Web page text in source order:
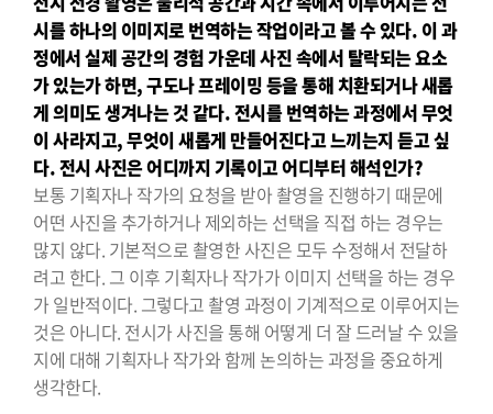
시를 하나의 이미지로 번역하는 작업이라고 볼 수 있다. 이 과
정에서 실제 공간의 경험가운데 사진 속에서 탈락되는 요소
가 있는가 하면, 구도나 프레이밍등을 통해 치환되거나 새롭
게 의미도 생겨나는 것 같다. 전시를 번역하는과정에서 무엇
이 사라지고, 무엇이 새롭게 만들어진다고 느끼는지 듣고싶
다. 전시 사진은 어디까지 기록이고 어디부터 해석인가?
보통 기획자나 작가의 요청을 받아 촬영을 진행하기 때문에
어떤 사진을 추가하거나 제외하는 선택을 직접 하는 경우는
많지 않다. 기본적으로 촬영한 사진은 모두 수정해서 전달하
려고 한다. 그 이후 기획자나 작가가 이미지 선택을 하는 경우
가 일반적이다. 그렇다고 촬영 과정이 기계적으로 이루어지는
것은 아니다. 전시가 사진을 통해 어떻게 더 잘 드러날 수 있을
지에 대해 기획자나 작가와 함께 논의하는 과정을 중요하게
생각한다.